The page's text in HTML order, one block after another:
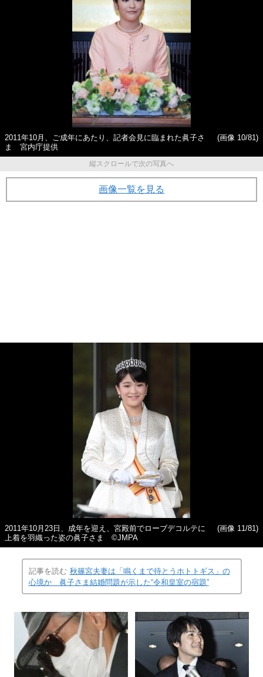
2011年10月、ご成年にあたり、記者会見に臨まれた眞子さ
ま 宮内庁提供
(画像 10/81)
縦スクロールで次の写真へ
画像一覧を見る
2011年10月23日、成年を迎え、宮殿前でローブデコルテに
上着を羽織った姿の眞子さま ©JMPA
(画像 11/81)
記事を読む 秋篠宮夫妻は「鳴くまで待とうホトトギス」の
心境か 眞子さま結婚問題が示した“令和皇室の宿題”